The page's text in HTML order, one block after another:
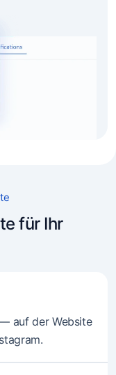
für Ihr
auf der Website